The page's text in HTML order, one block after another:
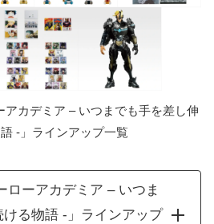
アカデミア – いつまでも手を差し伸
-」ラインアップ一覧
ローアカデミア – いつま
る物語 -」ラインアップ